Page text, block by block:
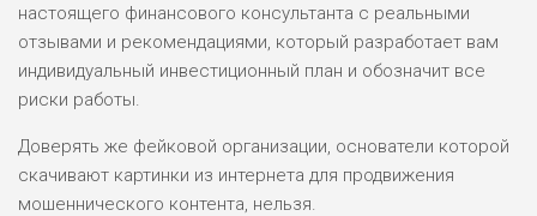
настоящего финансового консультанта с реальными
отзывами и рекомендациями, который разработает вам
индивидуальный инвестиционный план и обозначит все
риски работы.
Доверять же фейковой организации, основатели которой
скачивают картинки из интернета для продвижения
мошеннического контента, нельзя.